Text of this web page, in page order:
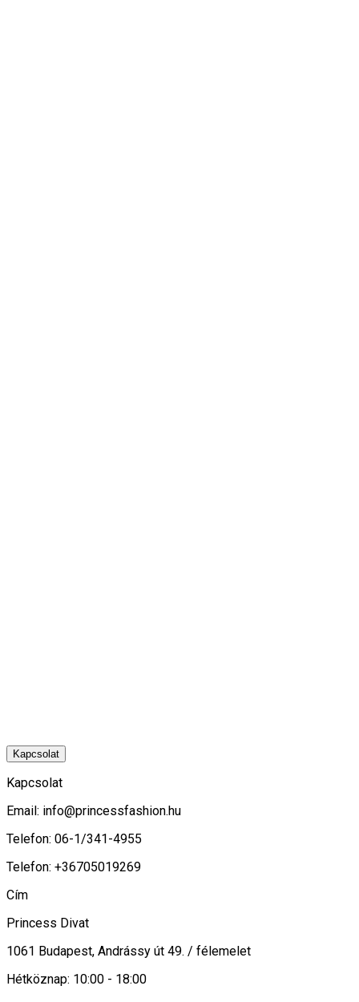
Kapcsolat
Kapcsolat
Email: info@princessfashion.hu
Telefon: 06-1/341-4955
Telefon: +36705019269
Cím
Princess Divat
1061 Budapest, Andrássy út 49. / félemelet
Hétköznap: 10:00 - 18:00